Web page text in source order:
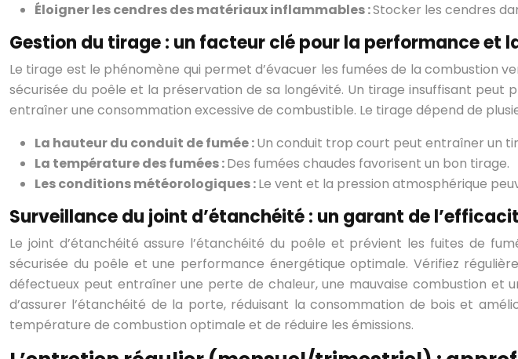
Éloigner les cendres des matériaux inflammables :Stocker les cendres
Gestion du tirage : un facteur clé pour la performance et
Le tirage est le phénomène qui permet d’évacuer les fumées de la combustion
sécurisée du poêle et la préservation de sa longévité. Un tirage insuffisant peut
entraîner une consommation excessive de combustible. Le tirage dépend de
La hauteur du conduit de fumée :Un conduit trop court peut entraîner un
La température des fumées :Des fumées chaudes favorisent un bon tirage.
Les conditions météorologiques :Le vent et la pression atmosphérique
Surveillance du joint d’étanchéité : un garant de
Le joint d’étanchéité assure l’étanchéité du poêle et prévient les fuites de
sécurisée du poêle et une performance énergétique optimale. Vérifiez
défectueux peut entraîner une perte de chaleur, une mauvaise combustion et
d’assurer l’étanchéité de la porte, réduisant la consommation de bois et
température de combustion optimale et de réduire les émissions.